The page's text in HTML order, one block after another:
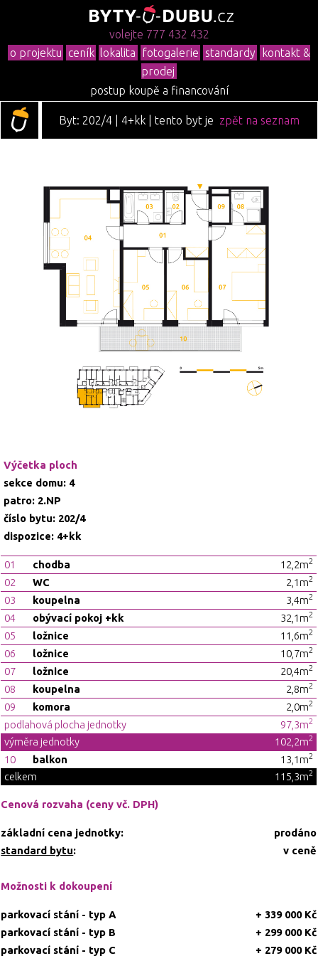
volejte 777 432 432
o projektu ceník lokalita fotogalerie standardy
kontakt &
prodej
postup koupě a financování
zpět na seznam
Byt: 202/4 | 4+kk | tento byt je
Výčetka ploch
sekce domu: 4
patro: 2.NP
číslo bytu: 202/4
dispozice: 4+kk
01 chodba 12,2m2
02 WC 2,1m2
03 koupelna 3,4m2
04 obývací pokoj +kk 32,1m2
05 ložnice 11,6m2
06 ložnice 10,7m2
07 ložnice 20,4m2
08 koupelna 2,8m2
09 komora 2,0m2
podlahová plocha jednotky 97,3m2
výměra jednotky 102,2m2
10 balkon 13,1m2
celkem 115,3m2
Cenová rozvaha (ceny vč. DPH)
základní cena jednotky:
prodáno
standard bytu: v ceně
Možnosti k dokoupení
parkovací stání - typ A
+ 339 000 Kč
parkovací stání - typ B
+ 299 000 Kč
parkovací stání - typ C
+ 279 000 Kč